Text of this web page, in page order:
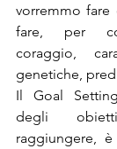
vorremmo
fare, per
coraggio,
genetiche,
Il Goal
degli
raggiungere,